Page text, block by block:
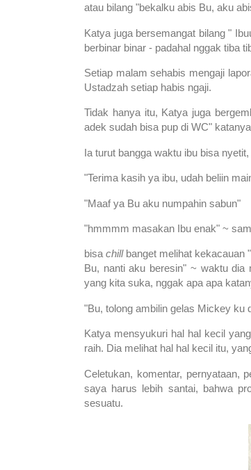
atau bilang "bekalku abis Bu, aku
Katya juga bersemangat bilang "
berbinar binar - padahal nggak tiba
Setiap malam sehabis mengaji
Ustadzah setiap habis ngaji.
Tidak hanya itu, Katya juga
adek sudah bisa pup di WC"
Ia turut bangga waktu ibu bisa
"Terima kasih ya ibu, udah beliin
"Maaf ya Bu aku numpahin sabun"
"hmmmm masakan Ibu enak" ~
bisa chill banget melihat kekacauan
Bu, nanti aku beresin" ~ waktu dia
yang kita suka, nggak apa apa
"Bu, tolong ambilin gelas Mickey ku
Katya mensyukuri hal hal kecil
raih. Dia melihat hal hal kecil itu,
Celetukan, komentar, pernyataan,
saya harus lebih santai, bahwa
sesuatu.